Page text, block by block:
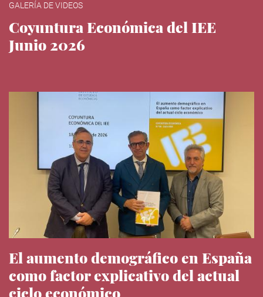
GALERÍA DE VIDEOS
Coyuntura Económica del IEE
Junio 2026
El aumento demográfico en España
como factor explicativo del actual
ciclo económico